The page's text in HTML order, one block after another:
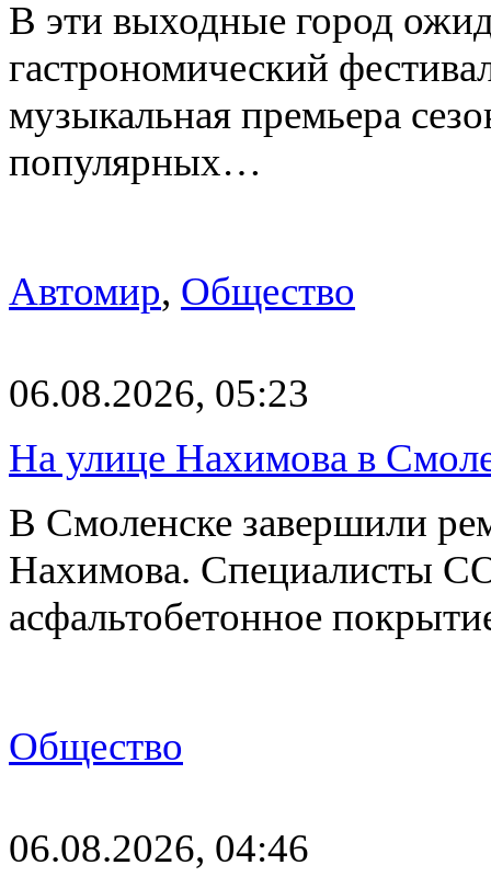
В эти выходные город
гастрономический
музыкальная премьера
популярных…
Автомир, Общество
06.08.2026, 05:23
На улице Нахимова в
В Смоленске завершили
Нахимова. Специалисты
асфальтобетонное
Общество
06.08.2026, 04:46